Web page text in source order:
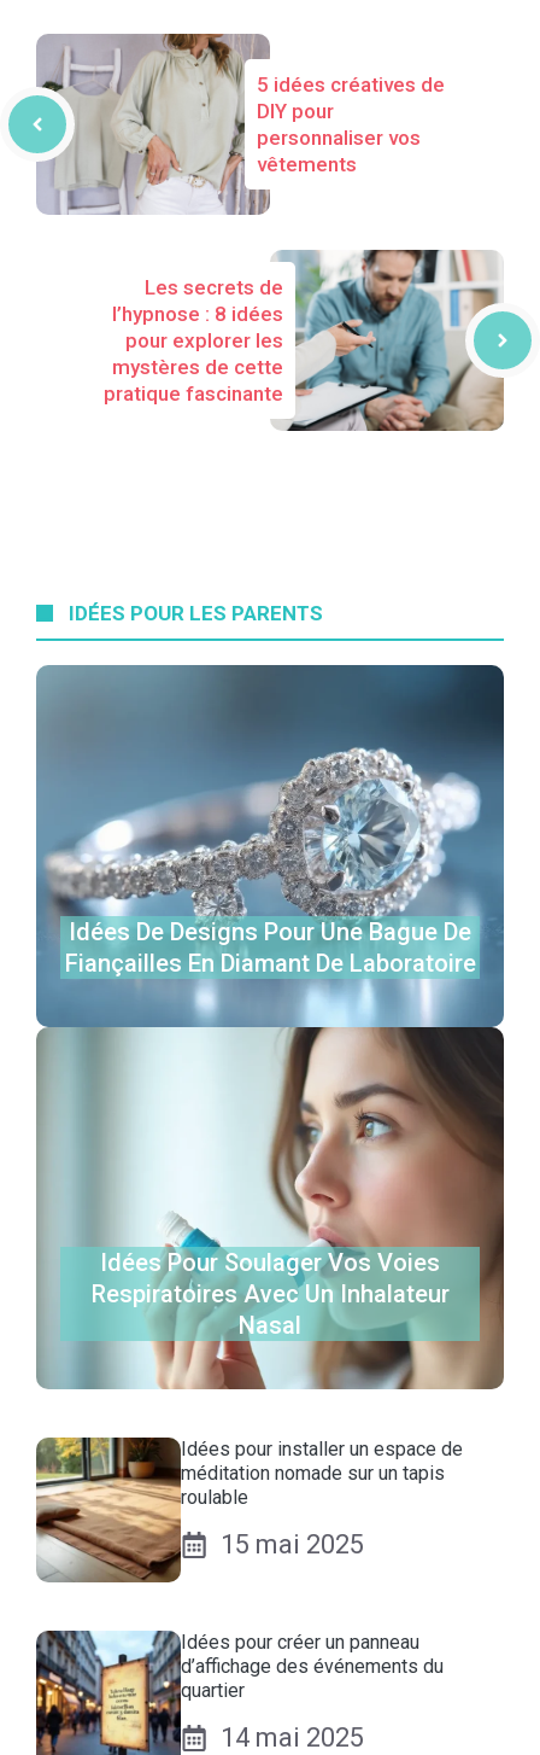
5 idées créatives de
DIY pour
personnaliser vos
vêtements
Les secrets de
l’hypnose : 8 idées
pour explorer les
mystères de cette
pratique fascinante
IDÉES POUR LES PARENTS
Idées De Designs Pour Une Bague De
Fiançailles En Diamant De Laboratoire
Idées Pour Soulager Vos Voies
Respiratoires Avec Un Inhalateur
Nasal
Idées pour installer un espace de
méditation nomade sur un tapis
roulable
15 mai 2025
Idées pour créer un panneau
d’affichage des événements du
quartier
14 mai 2025